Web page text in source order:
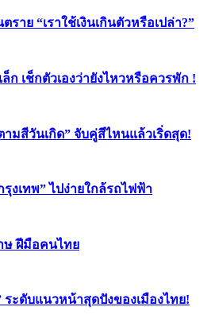
าย “เราใช้เงินเกินตัวหรือเปล่า?”
ล็ก เช็กตัวเองว่ายังไหวหรือควรพัก !
ามสีวันเกิด” จับคู่สีไหนแล้วเริ่ดสุด!
งเทพ” ไปง่ายใกล้รถไฟฟ้า
ษ ฝีมือคนไทย
ระดับแนวหน้าสุดปังของเมืองไทย!